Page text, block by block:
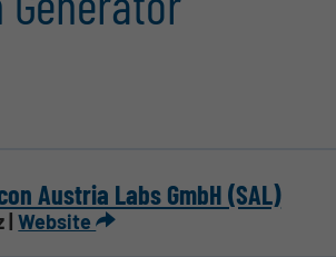
Austria Labs GmbH (SAL)
|Website